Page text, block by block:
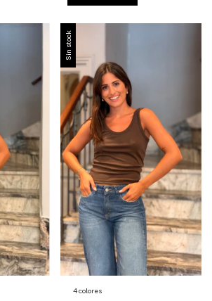
Sin stock
4 colores